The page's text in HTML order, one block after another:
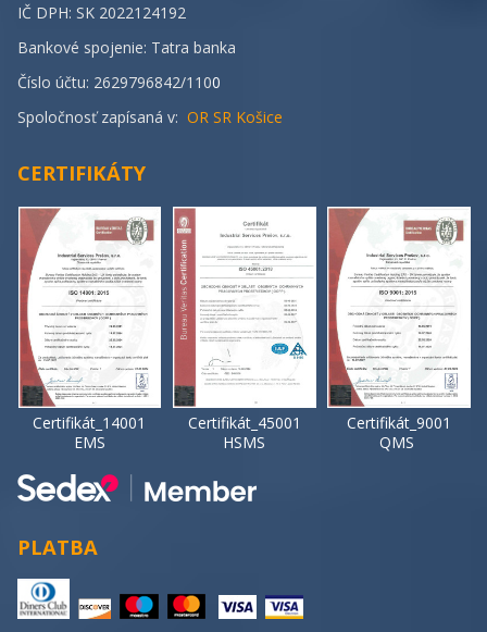
IČ DPH: SK 2022124192
Bankové spojenie: Tatra banka
Číslo účtu: 2629796842/1100
Spoločnosť zapísaná v: OR SR Košice
CERTIFIKÁTY
Certifikát_14001
EMS
Certifikát_45001
HSMS
Certifikát_9001
QMS
PLATBA